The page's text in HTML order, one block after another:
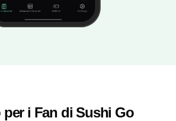
per i Fan di Sushi Go